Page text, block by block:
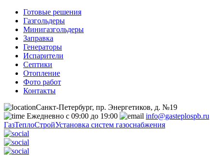
Готовые решения
Газгольдеры
Минигазгольдеры
Заправка
Генераторы
Испарители
Септики
Отопление
Фото работ
Контакты
Санкт-Петербург, пр. Энергетиков, д. №19
Ежедневно с 09:00 до 19:00
info@gasteplospb.ru
ГазТеплоСтройУстановка систем газоснабжения